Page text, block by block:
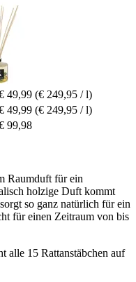
49,99 (€ 249,95 / l)
49,99 (€ 249,95 / l)
99,98
Raumduft für ein
holzige Duft kommt
so ganz natürlich für ein
für einen Zeitraum von bis
alle 15 Rattanstäbchen auf